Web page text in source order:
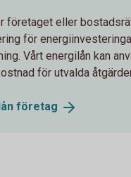
företaget eller
för
Vårt energilån kan
för utvalda
företag